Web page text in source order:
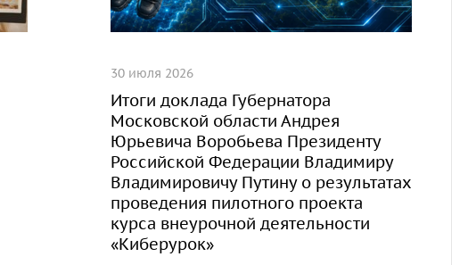
30 июля 2026
Итоги доклада Губернатора
Московской области Андрея
Юрьевича Воробьева Президенту
Российской Федерации Владимиру
Владимировичу Путину о результатах
проведения пилотного проекта
курса внеурочной деятельности
«Киберурок»